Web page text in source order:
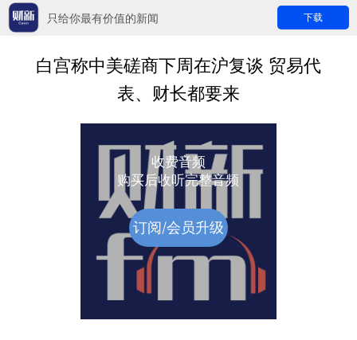
只给你最有价值的新闻 下载
白宫称中美磋商下周在沪复谈 贸易代
表、财长都要来
收费音频
购买后收听完整音频
订阅/会员升级